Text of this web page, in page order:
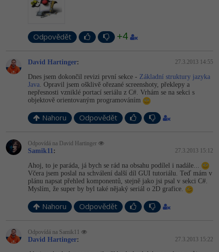
Best practices
Projektový manažer
WordPress specialista
SEO specialista
SQL
Návrh SW
Umělá inteligence (AI) -10%
Pro děti
Více
Fórum
Kurzy e-commerce
Testování softwaru
Datová analýza
Digitální gramotnost
-80%
Photoshop -80%
Blog
Odpovědět +4
David Hartinger: 27.3.2013 14:55
Dnes jsem dokončil revizi první sekce - Základní struktury jazyka
Java . Opravil jsem ošklivě ořezané screenshoty, překlepy a
nepřesnosti vzniklé portací seriálu z C#. Vrhám se na sekci s
objektově orientovaným programováním
Nahoru Odpovědět
Odpovídá na David Hartinger
Samik11 : 27.3.2013 15:12
Ahoj, to je paráda, já bych se rád na obsahu podílel i nadále...
Včera jsem poslal na schválení další díl GUI tutoriálu. Teď mám v
plánu napsat přehled komponentů, stejně jako jsi psal v sekci C#.
Myslím, že super by byl také nějaký seriál o 2D grafice.
Nahoru Odpovědět
Odpovídá na Samik11
David Hartinger: 27.3.2013 15:22